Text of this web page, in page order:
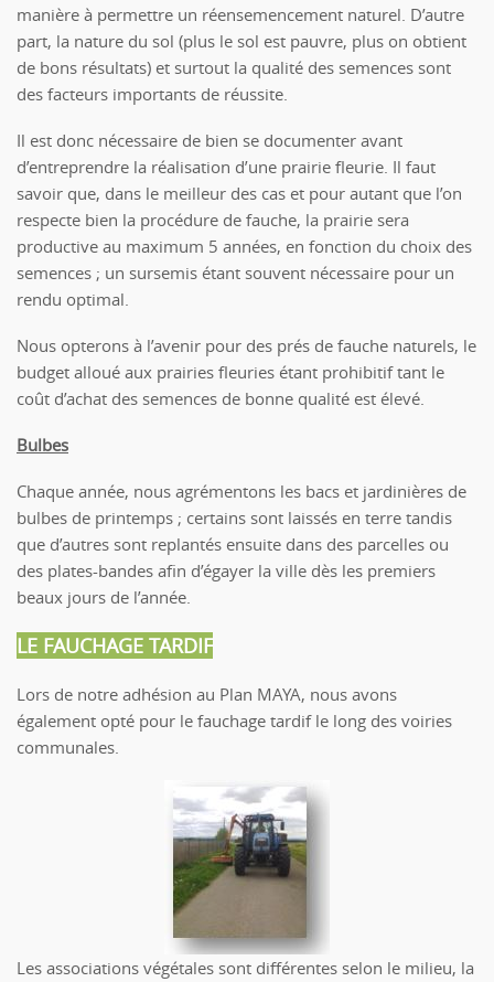
manière à permettre un réensemencement naturel. D’autre
part, la nature du sol (plus le sol est pauvre, plus on obtient
de bons résultats) et surtout la qualité des semences sont
des facteurs importants de réussite.
Il est donc nécessaire de bien se documenter avant
d’entreprendre la réalisation d’une prairie fleurie. Il faut
savoir que, dans le meilleur des cas et pour autant que l’on
respecte bien la procédure de fauche, la prairie sera
productive au maximum 5 années, en fonction du choix des
semences ; un sursemis étant souvent nécessaire pour un
rendu optimal.
Nous opterons à l’avenir pour des prés de fauche naturels, le
budget alloué aux prairies fleuries étant prohibitif tant le
coût d’achat des semences de bonne qualité est élevé.
Bulbes
Chaque année, nous agrémentons les bacs et jardinières de
bulbes de printemps ; certains sont laissés en terre tandis
que d’autres sont replantés ensuite dans des parcelles ou
des plates-bandes afin d’égayer la ville dès les premiers
beaux jours de l’année.
LE FAUCHAGE TARDIF
Lors de notre adhésion au Plan MAYA, nous avons
également opté pour le fauchage tardif le long des voiries
communales.
Les associations végétales sont différentes selon le milieu, la